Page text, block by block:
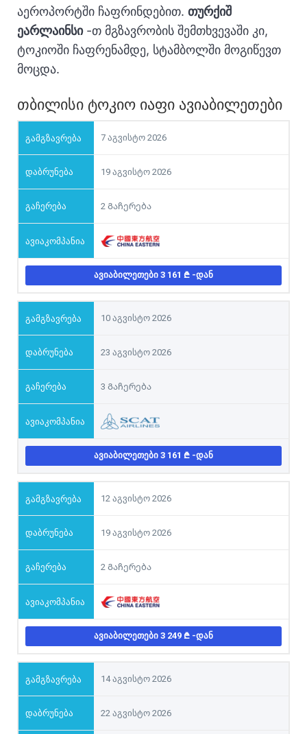
აეროპორტში ჩაფრინდებით. თურქიშ
ეარლაინსი-თ მგზავრობის შემთხვევაში კი,
ტოკიოში ჩაფრენამდე, სტამბოლში მოგიწევთ
მოცდა.
თბილისი ტოკიო იაფი ავიაბილეთები
7 აგვისტო 2026
19 აგვისტო 2026
2 Გაჩერება
ᲐᲕᲘᲐᲑᲘᲚᲔᲗᲔᲑᲘ 3 161 -ᲓᲐᲜ
10 აგვისტო 2026
23 აგვისტო 2026
3 Გაჩერება
ᲐᲕᲘᲐᲑᲘᲚᲔᲗᲔᲑᲘ 3 161 -ᲓᲐᲜ
12 აგვისტო 2026
19 აგვისტო 2026
2 Გაჩერება
ᲐᲕᲘᲐᲑᲘᲚᲔᲗᲔᲑᲘ 3 249 -ᲓᲐᲜ
14 აგვისტო 2026
22 აგვისტო 2026